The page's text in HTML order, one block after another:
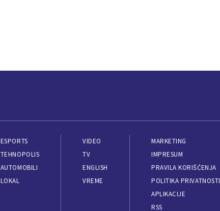
ESPORTS
TEHNOPOLIS
AUTOMOBILI
LOKAL
VIDEO
TV
ENGLISH
VREME
MARKETING
IMPRESUM
PRAVILA KORIŠĆENJA
POLITIKA PRIVATNOSTI
APLIKACIJE
RSS